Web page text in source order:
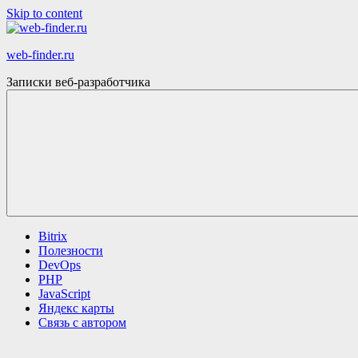
Skip to content
web-finder.ru
Записки веб-разработчика
Bitrix
Полезности
DevOps
PHP
JavaScript
Яндекс карты
Связь с автором